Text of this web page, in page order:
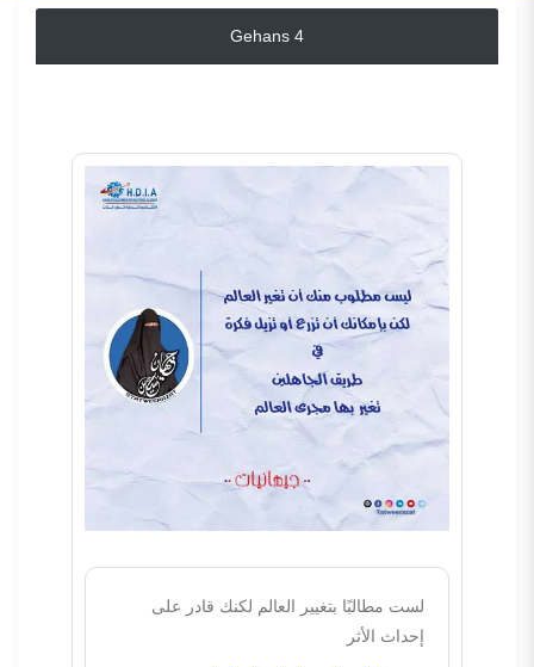
Gehans 4
لست مطالبًا بتغيير العالم لكنك قادر على
إحداث الأثر